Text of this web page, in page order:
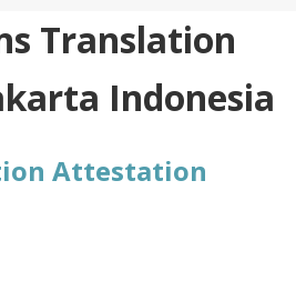
Translation
Indonesia
Attestation